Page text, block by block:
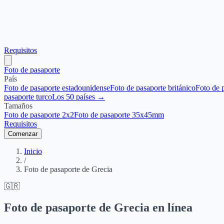
Requisitos
Foto de pasaporte
País
Foto de pasaporte estadounidenseFoto de pasaporte británicoFoto de
pasaporte turcoLos 50 países →
Tamaños
Foto de pasaporte 2x2Foto de pasaporte 35x45mm
Requisitos
Comenzar
Inicio
/
Foto de pasaporte de Grecia
🇬🇷
Foto de pasaporte de Grecia en línea